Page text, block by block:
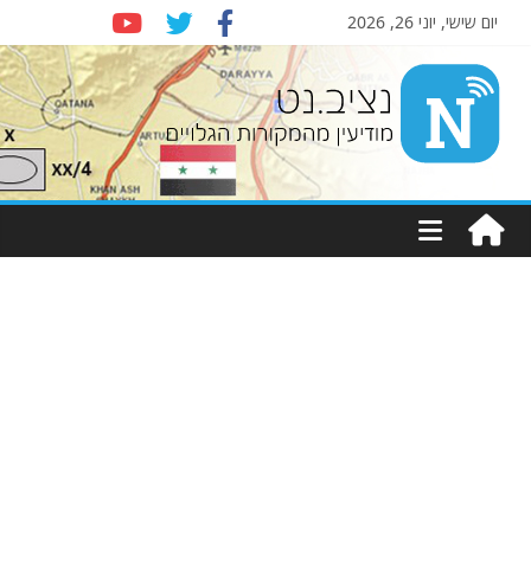
יום שישי, יוני 26, 2026
Nziv.net
מודיעין
מהמקורות